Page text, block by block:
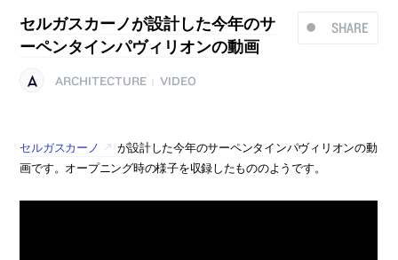
SHARE
セルガスカーノが設計した今年のサ
ーペンタインパヴィリオンの動画
ARCHITECTURE VIDEO
セルガスカーノ
が設計した今年のサーペンタインパヴィリオンの動
画です。オープニング時の様子を収録したもののようです。